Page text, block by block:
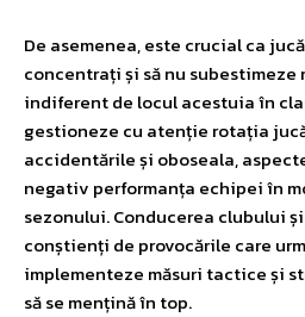
De asemenea, este crucial ca
concentrați și să nu
indiferent de locul acestuia în
gestioneze cu atenție rotația
accidentările și oboseala,
negativ performanța echipei în
sezonului. Conducerea clubului
conștienți de provocările care
implementeze măsuri tactice și
să se mențină în top.